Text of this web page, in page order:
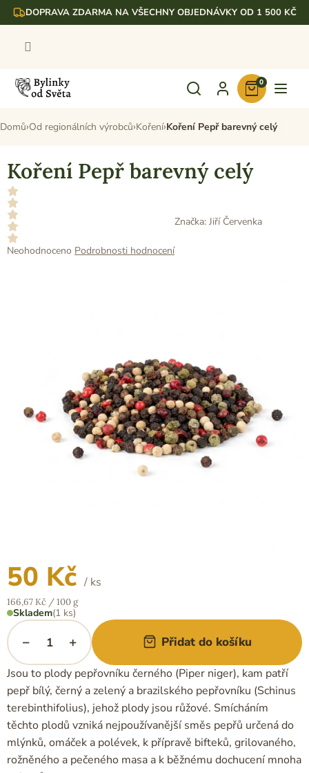
Přejít DOPRAVA ZDARMA NA VŠECHNY OBJEDNÁVKY OD 1 500 KČ
Nákupní
košík
0
Domů Od regionálních výrobců Koření Koření Pepř barevný celý
Koření Pepř barevný celý
Průměrné
Neohodnoceno Podrobnosti hodnocení
Značka: Jiří Červenka
50 Kč / ks
Měrná
cena:
166,67 Kč / 100 g
Skladem(1 ks)
+
− Přidat do košíku
Jsou to plody pepřovníku černého (Piper niger), kam patří
pepř bílý, černý a zelený a brazilského pepřovníku (Schinus
terebinthifolius), jehož plody jsou růžové. Smícháním
těchto plodů vzniká nejpoužívanější směs pepřů určená do
mlýnků, omáček a polévek, k přípravě bifteků, grilovaného,
rožněného a pečeného masa a k běžnému dochucení mnoha